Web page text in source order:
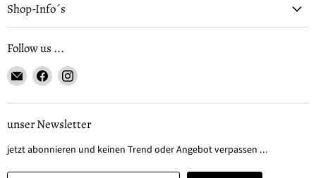
Shop-Info´s
Follow us ...
Email
LS-
LebenStil
Finden
Sie
uns
auf
Finden
uns
auf
unser Newsletter
jetzt abonnieren und keinen Trend oder Angebot verpassen ...